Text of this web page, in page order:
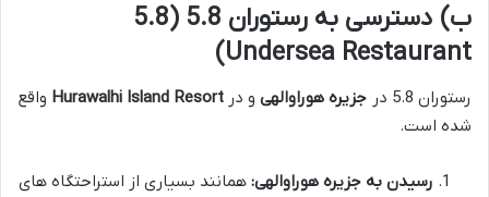
ب) دسترسی به رستوران 5.8 (5.8
Undersea Restaurant)
رستوران 5.8 در جزیره هوراوالهیو درHurawalhi Island Resort واقع
شده است.
رسیدن به جزیره هوراوالهی: همانند بسیاری از استراحتگاه های